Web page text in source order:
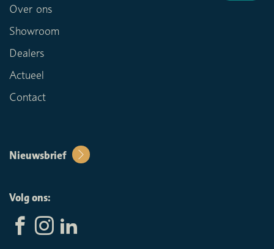
Over ons
Showroom
Dealers
Actueel
Contact
Nieuwsbrief
Volg ons: